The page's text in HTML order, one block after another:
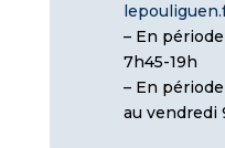
– En
7h45-19h
– En
au vendredi